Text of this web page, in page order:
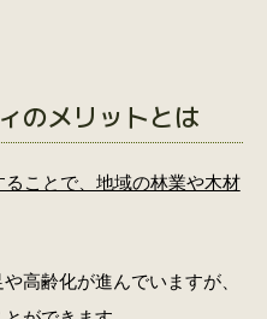
のメリットとは
ことで、地域の林業や木材
高齢化が進んでいますが、